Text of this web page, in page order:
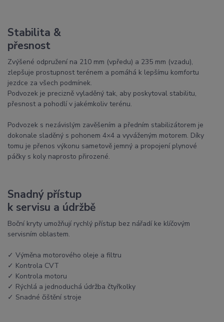
Stabilita &
přesnost
Zvýšené odpružení na 210 mm (vpředu) a 235 mm (vzadu),
zlepšuje prostupnost terénem a pomáhá k lepšímu komfortu
jezdce za všech podmínek.
Podvozek je precizně vyladěný tak, aby poskytoval stabilitu,
přesnost a pohodlí v jakémkoliv terénu.
Podvozek s nezávislým zavěšením a předním stabilizátorem je
dokonale sladěný s pohonem 4×4 a vyváženým motorem. Díky
tomu je přenos výkonu sametově jemný a propojení plynové
páčky s koly naprosto přirozené.
Snadný přístup
k servisu a údržbě
Boční kryty umožňují rychlý přístup bez nářadí ke klíčovým
servisním oblastem.
✓ Výměna motorového oleje a filtru
✓ Kontrola CVT
✓ Kontrola motoru
✓ Rýchlá a jednoduchá údržba čtyřkolky
✓ Snadné čištění stroje